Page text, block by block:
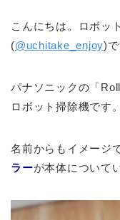
こんにちは。ロボッ
(@uchitake_enjoy)で
パナソニックの「
ロボット掃除機です。
名前からもイメージ
ラーが本体について